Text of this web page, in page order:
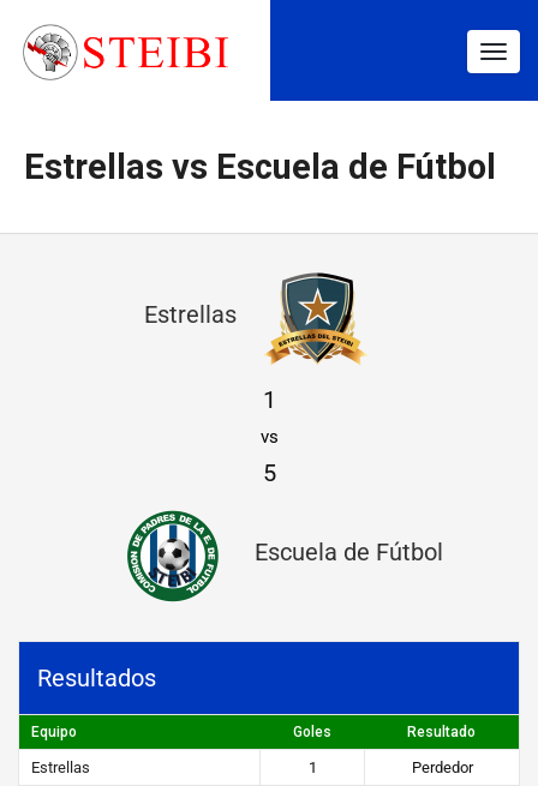
Estrellas vs Escuela de Fútbol
v
E
Estrellas
1
vs
5
Escuela de Fútbol
Resultados
Equipo Goles Resultado
Estrellas 1
Perdedor